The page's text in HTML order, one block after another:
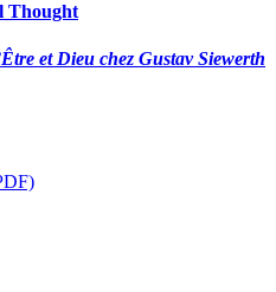
Thought
et Dieu chez Gustav Siewerth